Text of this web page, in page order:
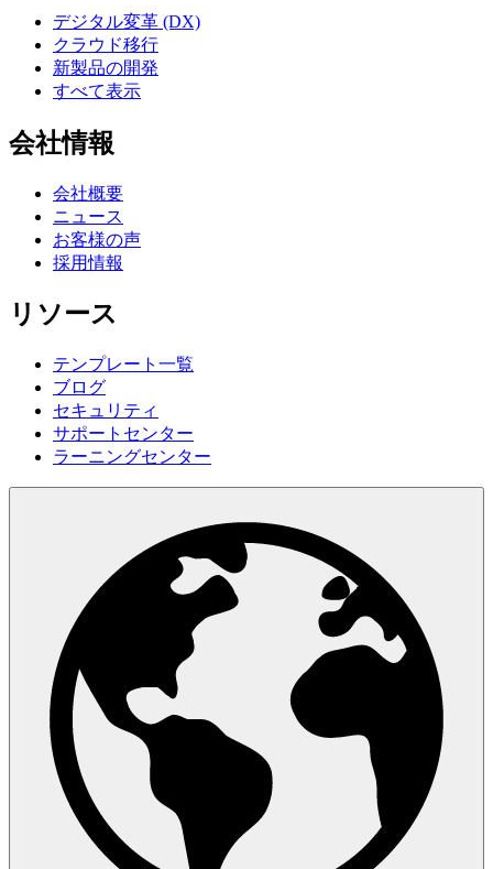
デジタル変革 (DX)
クラウド移行
新製品の開発
すべて表示
会社情報
会社概要
ニュース
お客様の声
採用情報
リソース
テンプレート一覧
ブログ
セキュリティ
サポートセンター
ラーニングセンター